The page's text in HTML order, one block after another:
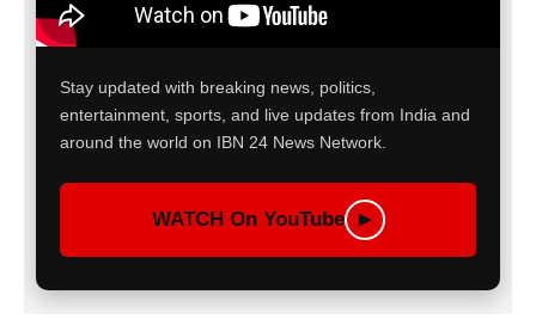
Stay updated with breaking news, politics,
entertainment, sports, and live updates from India and
around the world on IBN 24 News Network.
WATCH On YouTube ▶